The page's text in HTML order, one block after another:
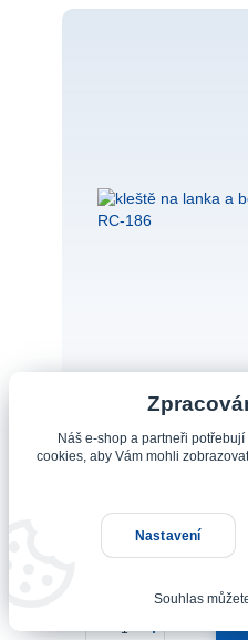
kleště na lanka a
bowdeny RC-TOOLS
Náš e-shop a partneři potřebují
cookies, aby Vám mohli
Nastavení
Souhlas